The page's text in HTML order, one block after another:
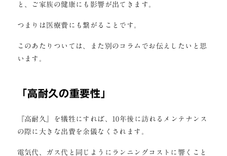
と、ご家族の健康にも影響が出てきます。
つまりは医療費にも繋がることです。
このあたりついては、また別のコラムでお伝えしたいと思
います。
「高耐久の重要性 」
『高耐久』を犠牲にすれば、10年後に訪れるメンテナンス
の際に大きな出費を余儀なくされます。
電気代、ガス代と同じようにランニングコストに響くこと